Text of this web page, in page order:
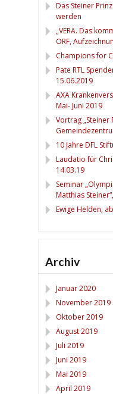
Das Steiner
werden
„VERA. Das
ORF,
Champions for
Pate RTL
15.06.2019
AXA
Mai- Juni 2019
Vortrag „Steiner
10 Jahre DFL
Laudatio für
14.03.19
Seminar
Matthias
Ewige Helden,
Archiv
Januar 2020
November 2019
Oktober 2019
August 2019
Juli 2019
Juni 2019
Mai 2019
April 2019